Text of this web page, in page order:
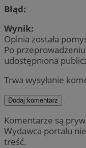
Błąd:
Wynik:
Opinia została
Po
udostępniona
Trwa wysyłanie
Dodaj komentarz
Komentarze są
Wydawca portalu
treść.